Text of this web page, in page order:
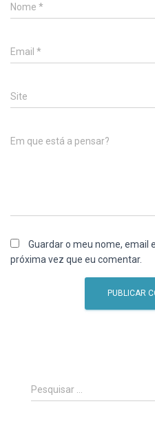
Nome *
Email *
Site
Em que está a pensar?
Guardar o meu nome, email
próxima vez que eu comentar.
P
e
Pesquisar …